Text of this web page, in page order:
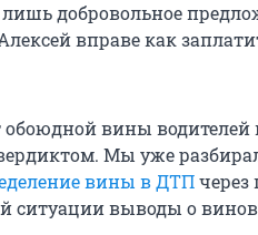
добровольное
вправе как
вины водителей
Мы уже
вины в ДТПчерез
ситуации выводы о